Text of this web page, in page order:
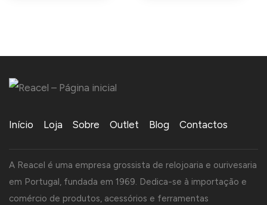
Início Loja Sobre Outlet Blog Contactos
A Reacel é uma empresa grossista de relojoaria e ourivesaria
em Portugal, fundada em 1969. Dedica-se à importação e
comércio de produtos, acessórios e ferramentas